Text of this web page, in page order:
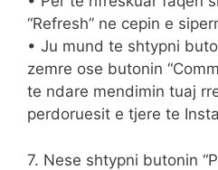
“Refresh” ne cepin e
• Ju mund te shtypni
zemre ose butonin
te ndare mendimin tuaj
perdoruesit e tjere te
7. Nese shtypni butonin